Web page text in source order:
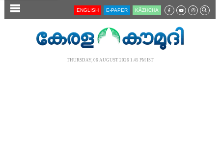
SECTIONS ENGLISH E-PAPER KĀZHCHA
THURSDAY, 06 AUGUST 2026 1.45 PM IST